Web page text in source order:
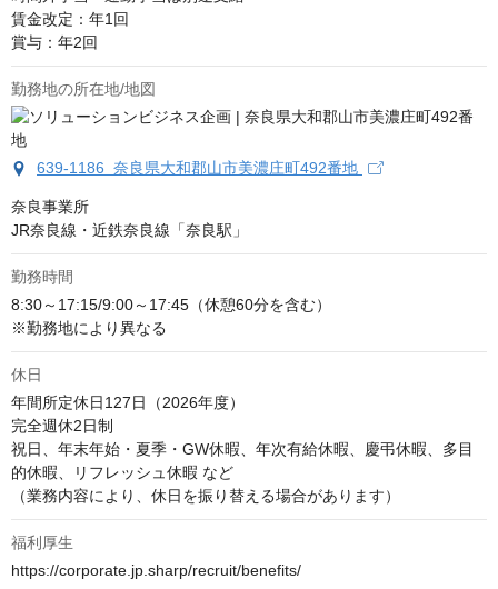
賃金改定：年1回
賞与：年2回
勤務地の所在地/地図
639-1186 奈良県大和郡山市美濃庄町492番地
奈良事業所
JR奈良線・近鉄奈良線「奈良駅」
勤務時間
8:30～17:15/9:00～17:45（休憩60分を含む）
※勤務地により異なる
休日
年間所定休日127日（2026年度）
完全週休2日制
祝日、年末年始・夏季・GW休暇、年次有給休暇、慶弔休暇、多目
的休暇、リフレッシュ休暇 など
（業務内容により、休日を振り替える場合があります）
福利厚生
https://corporate.jp.sharp/recruit/benefits/